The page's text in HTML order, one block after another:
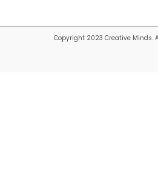
Copyright 2023 Creative Minds.